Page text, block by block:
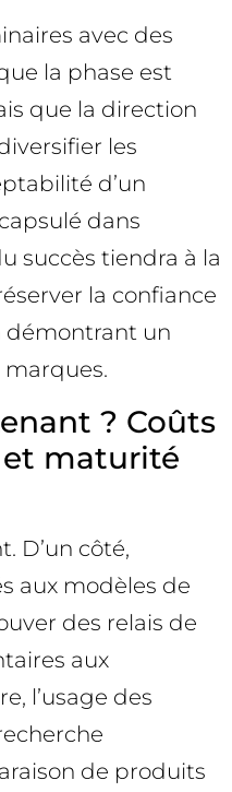
avec des
la phase est
que la direction
les
d’un
dans
succès tiendra à la
la confiance
démontrant un
? Coûts
et maturité
D’un côté,
aux modèles de
des relais de
aux
l’usage des
de produits